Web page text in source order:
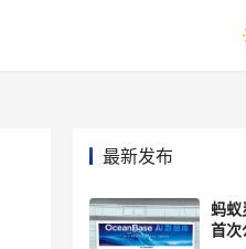
最新发布
蚂蚁
首次